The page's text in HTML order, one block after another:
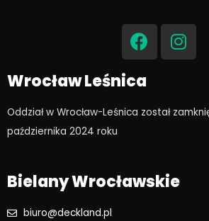
F
a
c
e
b
o
I
n
s
g
Wrocław Leśnica
Oddział w Wrocław-Leśnica został
października 2024 roku​
Bielany Wrocławskie
biuro@deckland.pl